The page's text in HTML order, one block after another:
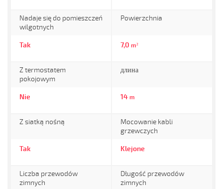
Nadaje się do pomieszczeń
wilgotnych
Tak
Powierzchnia
7,0 m²
Z termostatem
pokojowym
Nie
длина
14 m
Z siatką nośną
Tak
Mocowanie kabli
grzewczych
Klejone
Liczba przewodów
zimnych
Długość przewodów
zimnych